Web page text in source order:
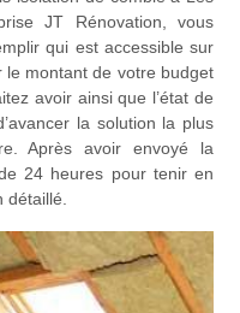
JT Rénovation, vous
qui est accessible sur
montant de votre budget
avoir ainsi que l’état de
la solution la plus
Après avoir envoyé la
24 heures pour tenir en